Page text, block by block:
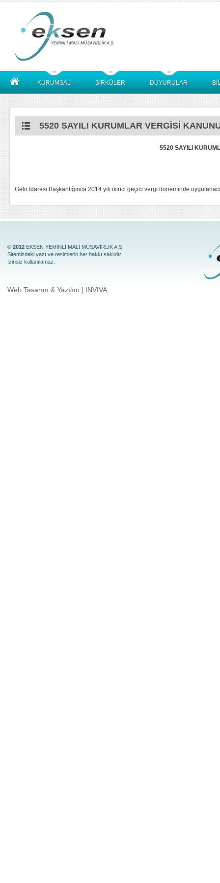
KURUMSAL SİRKÜLER DUYURULAR
5520 SAYILI KURUMLAR VERGİSİ
5520 SAYILI
Gelir İdaresi Başkanlığınca 2014 yılı ikinci geçici vergi döneminde
© 2012 EKSEN YEMİNLİ MALİ MÜŞAVİRLİK A.Ş.
Sitemizdeki yazı ve resimlerin her hakkı saklıdır.
İzinsiz kullanılamaz.
Web Tasarım & Yazılım | INVIVA